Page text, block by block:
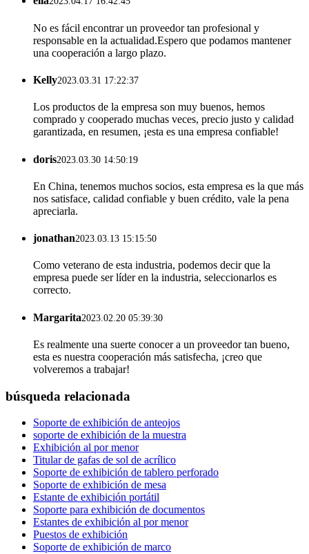
No es fácil encontrar un proveedor tan profesional y
responsable en la actualidad.Espero que podamos mantener
una cooperación a largo plazo.
Kelly2023.03.31 17:22:37
Los productos de la empresa son muy buenos, hemos
comprado y cooperado muchas veces, precio justo y calidad
garantizada, en resumen, ¡esta es una empresa confiable!
doris2023.03.30 14:50:19
En China, tenemos muchos socios, esta empresa es la que más
nos satisface, calidad confiable y buen crédito, vale la pena
apreciarla.
jonathan2023.03.13 15:15:50
Como veterano de esta industria, podemos decir que la
empresa puede ser líder en la industria, seleccionarlos es
correcto.
Margarita2023.02.20 05:39:30
Es realmente una suerte conocer a un proveedor tan bueno,
esta es nuestra cooperación más satisfecha, ¡creo que
volveremos a trabajar!
búsqueda relacionada
Soporte de exhibición de anteojos
soporte de exhibición de la muestra
Exhibición al por menor
Titular de gafas de sol de acrílico
Soporte de exhibición de tablero perforado
Soporte de exhibición de mesa
Estante de exhibición portátil
Soporte para exhibición de documentos
Estantes de exhibición al por menor
Puestos de exhibición
Soporte de exhibición de marco